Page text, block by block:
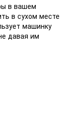
в вашем
в сухом месте
машинку
давая им